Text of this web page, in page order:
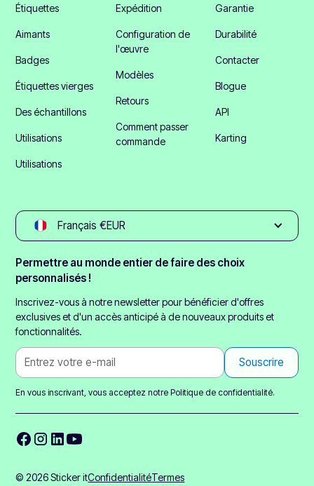
Étiquettes
Aimants
Badges
Étiquettes vierges
Des échantillons
Utilisations
Utilisations
Expédition
Configuration de
l'œuvre
Modèles
Retours
Comment passer
commande
Garantie
Durabilité
Contacter
Blogue
API
Karting
Français €EUR
Permettre au monde entier de faire des choix
personnalisés !
Inscrivez-vous à notre newsletter pour bénéficier d'offres
exclusives et d'un accès anticipé à de nouveaux produits et
fonctionnalités.
En vous inscrivant, vous acceptez notrePolitique de confidentialité.
© 2026 Sticker itConfidentialitéTermes